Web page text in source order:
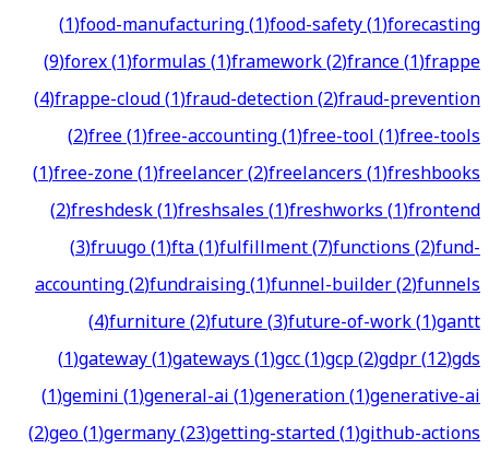
(1)food-manufacturing(1)food-safety(1)forecasting
(9)forex(1)formulas(1)framework(2)france(1)frappe
(4)frappe-cloud(1)fraud-detection(2)fraud-prevention
(2)free(1)free-accounting(1)free-tool(1)free-tools
(1)free-zone(1)freelancer(2)freelancers(1)freshbooks
(2)freshdesk(1)freshsales(1)freshworks(1)frontend
(3)fruugo(1)fta(1)fulfillment(7)functions(2)fund-
accounting(2)fundraising(1)funnel-builder(2)funnels
(4)furniture(2)future(3)future-of-work(1)gantt
(1)gateway(1)gateways(1)gcc(1)gcp(2)gdpr(12)gds
(1)gemini(1)general-ai(1)generation(1)generative-ai
(2)geo(1)germany(23)getting-started(1)github-actions